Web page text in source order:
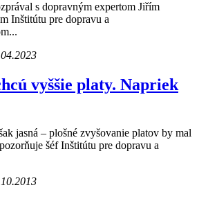
s dopravným expertom Jiřím
Inštitútu pre dopravu a
vyššie platy. Napriek
jasná – plošné zvyšovanie platov by mal
šéf Inštitútu pre dopravu a